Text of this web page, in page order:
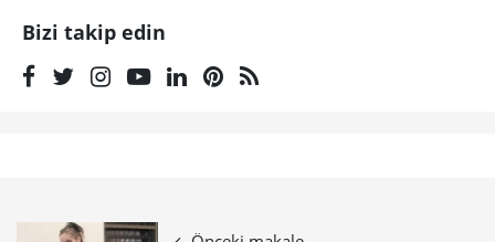
Bizi takip edin